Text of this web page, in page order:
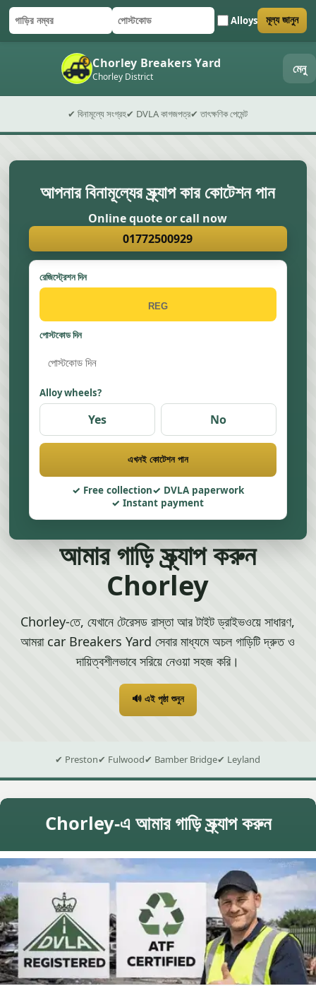
গাড়ির নম্বর
পোস্টকোড Alloys
ফর্ম জমা দিন মূল্য জানুন
Chorley Breakers Yard
Chorley District মেনু
✔ বিনামূল্যে সংগ্রহ✔ DVLA কাগজপত্র✔ তাৎক্ষণিক পেমেন্ট
আপনার বিনামূল্যের স্ক্র্যাপ কার কোটেশন পান
Online quote or call now
01772500929
রেজিস্ট্রেশন দিন
পোস্টকোড দিন
Alloy wheels?
Yes No
এখনই কোটেশন পান
Free collection
DVLA paperwork
Instant payment
আমার গাড়ি স্ক্র্যাপ করুন
Chorley
Chorley-তে, যেখানে টেরেসড রাস্তা আর টাইট ড্রাইভওয়ে সাধারণ,
আমরা car Breakers Yard সেবার মাধ্যমে অচল গাড়িটি দ্রুত ও
দায়িত্বশীলভাবে সরিয়ে নেওয়া সহজ করি।
🔊 এই পৃষ্ঠা শুনুন
✔ Preston✔ Fulwood✔ Bamber Bridge✔ Leyland
Chorley-এ আমার গাড়ি স্ক্র্যাপ করুন